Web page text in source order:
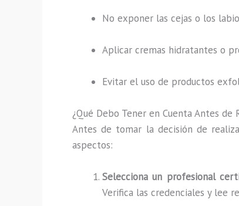
No exponer las cejas o los
Aplicar cremas hidratantes o
Evitar el uso de productos
¿Qué Debo Tener en Cuenta Antes
Antes de tomar la decisión de
aspectos:
Selecciona un profesional
Verifica las credenciales y lee